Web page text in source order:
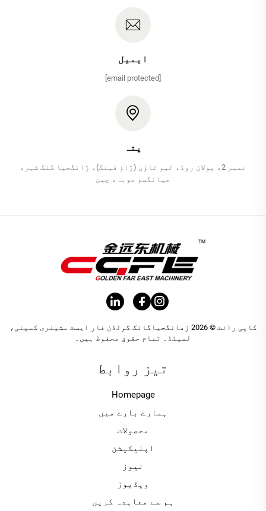
ایمیل
[email protected]
پتہ
نمبر 2، یولان روڈ، لیو ٹاؤن (ژاؤ فینگ)، ژانگجیا گنگ شہر،
جیانگسو صوبہ، چین
کاپی رائٹ © 2026 زھانگجیاگانگ گولڈن فار ایسٹ مشینری کمپنی،
لمیٹڈ۔ تمام حقوق محفوظ ہیں۔
تیز روابط
Homepage
ہمارے بارے میں
محصولات
اپلیکیشن
نیوز
ویڈیوز
ہم سے معاہدہ کریں